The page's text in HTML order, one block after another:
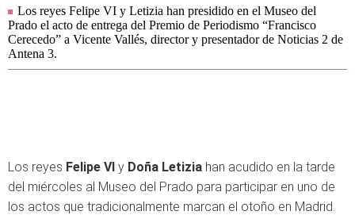
Los reyes Felipe VI y Letizia han presidido en el Museo del
Prado el acto de entrega del Premio de Periodismo “Francisco
Cerecedo” a Vicente Vallés, director y presentador de Noticias 2 de
Antena 3.
Los reyes Felipe VI y Doña Letizia han acudido en la tarde
del miércoles al Museo del Prado para participar en uno de
los actos que tradicionalmente marcan el otoño en Madrid.